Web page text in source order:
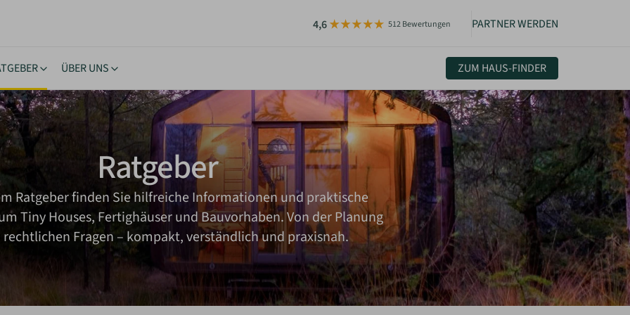
4,6 512 Bewertungen PARTNER WERDEN
& Autarkie
einholen
Lernen & Inspiration
eBooks
Bücher
Workshops
Inspiration
Aktuelles & Community
Newsletter
Neuigkeiten
Vorgaben
Wohnen
ÜBER UNS ZUM HAUS-FINDER
Ratgeber
Ratgeber finden Sie hilfreiche Informationen und praktische
Tiny Houses, Fertighäuser und Bauvorhaben. Von der Planung
rechtlichen Fragen – kompakt, verständlich und praxisnah.